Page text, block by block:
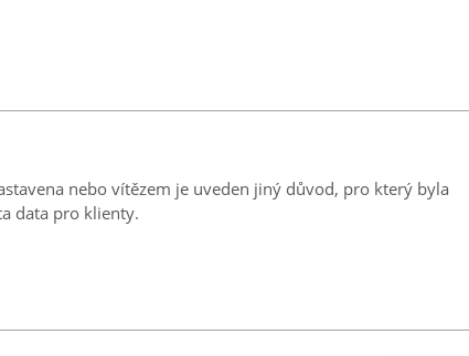
nebo vítězem je uveden jiný důvod, pro který byla
data pro klienty.